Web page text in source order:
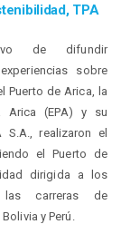
, TPA
de difundir
sobre
Puerto de Arica, la
Arica (EPA) y su
S.A., realizaron el
el Puerto de
dirigida a los
las carreras de
y Perú.